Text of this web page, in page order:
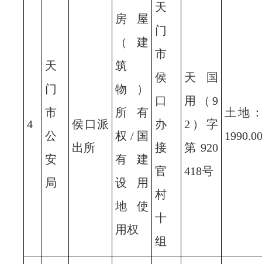
4
天
门
市
公
安
局
侯口派
出所
房屋
（建
筑
物）
所有
权/国
有建
设用
地使
用权
天
门
市
侯
口
办
接
官
村
十
组
天国
用（9
2）字
第920
418号
土地
1990.00